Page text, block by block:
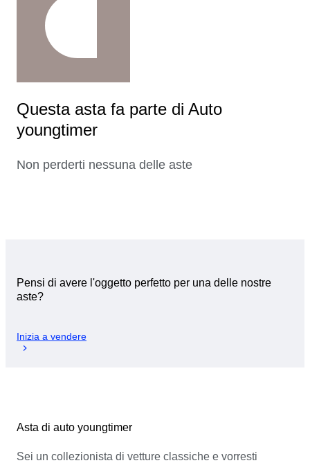
Questa asta fa parte di Auto
youngtimer
Non perderti nessuna delle aste
Pensi di avere l'oggetto perfetto per una delle nostre
aste?
Inizia a vendere
Asta di auto youngtimer
Sei un collezionista di vetture classiche e vorresti